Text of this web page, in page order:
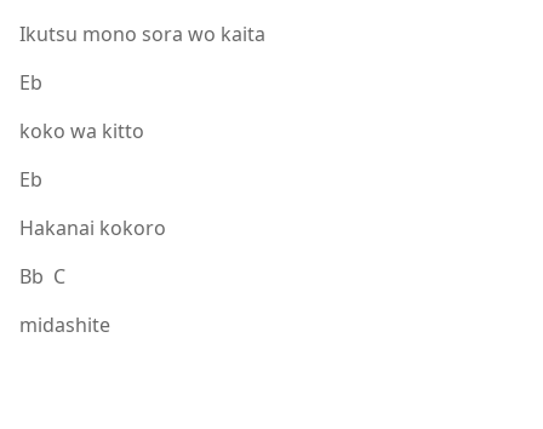
Ikutsu mono sora wo kaita
Eb
koko wa kitto
Eb
Hakanai kokoro
Bb C
midashite